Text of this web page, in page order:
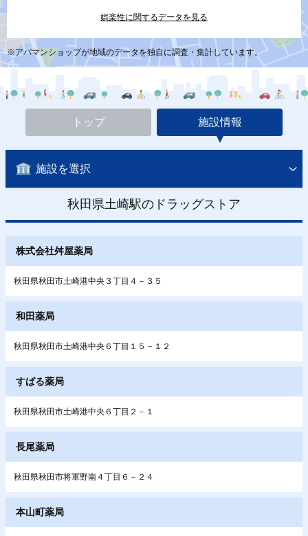
娯楽性に関するデータを見る
※アパマンショップが地域のデータを独自に調査・集計しています。
トップ 施設情報
施設を選択
秋田県土崎駅のドラッグストア
株式会社舛屋薬局
秋田県秋田市土崎港中央３丁目４－３５
和田薬局
秋田県秋田市土崎港中央６丁目１５－１２
すばる薬局
秋田県秋田市土崎港中央６丁目２－１
長尾薬局
秋田県秋田市将軍野南４丁目６－２４
本山町薬局